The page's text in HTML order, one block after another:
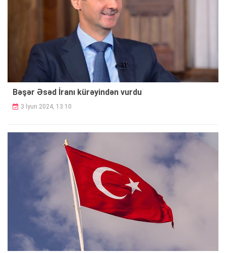
Bəşər Əsəd İranı kürəyindən vurdu
3 İyun 2024, 13:10